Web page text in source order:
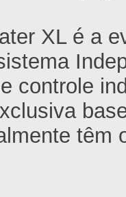
XL é a
controle
têm